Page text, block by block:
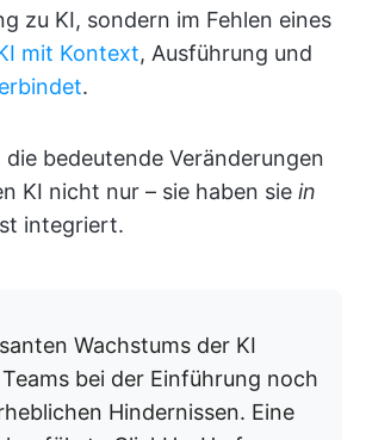
zu KI, sondern im Fehlen eines
mit Kontext, Ausführung und
.
bedeutende Veränderungen
KI nicht nur – sie haben sie in
integriert.
Wachstums der KI
bei der Einführung noch
Hindernissen. Eine